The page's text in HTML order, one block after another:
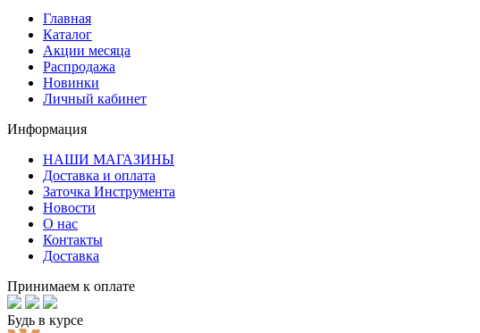
Главная
Каталог
Акции месяца
Распродажа
Новинки
Личный кабинет
Информация
НАШИ МАГАЗИНЫ
Доставка и оплата
Заточка Инструмента
Новости
О нас
Контакты
Доставка
Принимаем к оплате
Будь в курсе